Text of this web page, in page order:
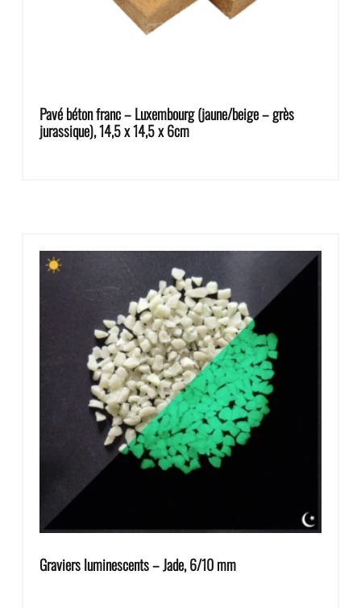
Pavé béton franc – Luxembourg (jaune/beige – grès
jurassique), 14,5 x 14,5 x 6cm
Graviers luminescents – Jade, 6/10 mm